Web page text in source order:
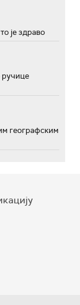
је здраво
ручице
географским